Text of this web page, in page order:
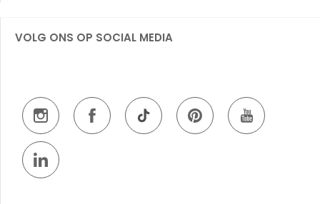
VOLG ONS OP SOCIAL MEDIA